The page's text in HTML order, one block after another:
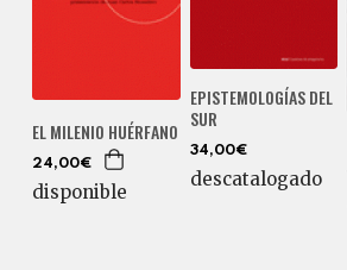
EL MILENIO HUÉRFANO
24,00€
disponible
EPISTEMOLOGÍAS DEL
SUR
34,00€
descatalogado